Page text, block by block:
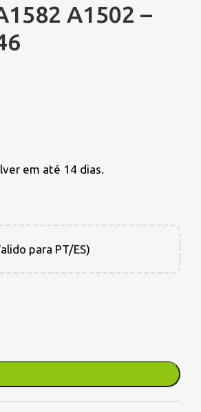
A1502 –
em até 14 dias.
para PT/ES)